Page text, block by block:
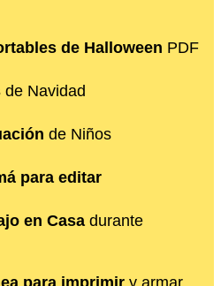
de Halloween PDF
de Navidad
de Niños
para editar
en Casa durante